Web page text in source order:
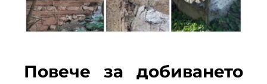
Повече за добиването